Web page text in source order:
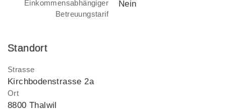
Einkommensabhängiger
Betreuungstarif
Nein
Standort
Strasse
Kirchbodenstrasse 2a
Ort
8800 Thalwil